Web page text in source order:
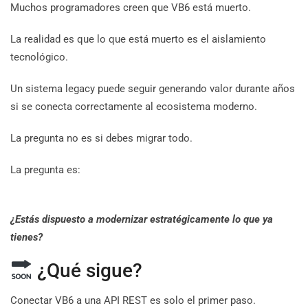
Muchos programadores creen que VB6 está muerto.
La realidad es que lo que está muerto es el aislamiento
tecnológico.
Un sistema legacy puede seguir generando valor durante años
si se conecta correctamente al ecosistema moderno.
La pregunta no es si debes migrar todo.
La pregunta es:
¿Estás dispuesto a modernizar estratégicamente lo que ya
tienes?
¿Qué sigue?
Conectar VB6 a una API REST es solo el primer paso.